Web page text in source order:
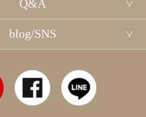
Q&A
blog/SNS